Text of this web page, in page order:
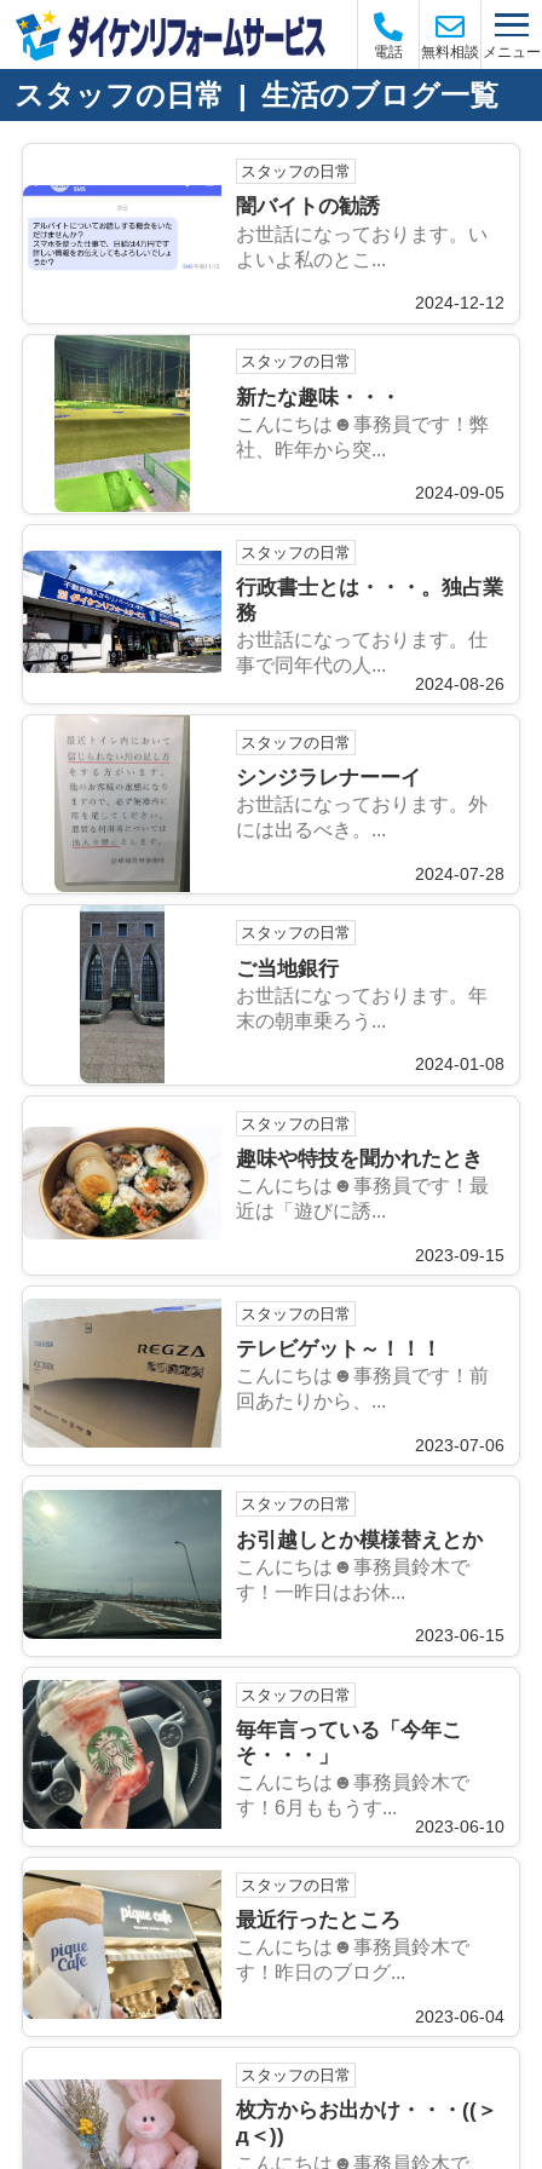
電話 無料相談 メニュー
スタッフの日常 | 生活のブログ一覧
スタッフの日常
闇バイトの勧誘
お世話になっております。い
よいよ私のとこ...
2024-12-12
スタッフの日常
新たな趣味・・・
こんにちは☻事務員です！弊
社、昨年から突...
2024-09-05
スタッフの日常
行政書士とは・・・。独占業
務
お世話になっております。仕
事で同年代の人...
2024-08-26
スタッフの日常
シンジラレナーーイ
お世話になっております。外
には出るべき。...
2024-07-28
スタッフの日常
ご当地銀行
お世話になっております。年
末の朝車乗ろう...
2024-01-08
スタッフの日常
趣味や特技を聞かれたとき
こんにちは☻事務員です！最
近は「遊びに誘...
2023-09-15
スタッフの日常
テレビゲット～！！！
こんにちは☻事務員です！前
回あたりから、...
2023-07-06
スタッフの日常
お引越しとか模様替えとか
こんにちは☻事務員鈴木で
す！一昨日はお休...
2023-06-15
スタッフの日常
毎年言っている「今年こ
そ・・・」
こんにちは☻事務員鈴木で
す！6月ももうす...
2023-06-10
スタッフの日常
最近行ったところ
こんにちは☻事務員鈴木で
す！昨日のブログ...
2023-06-04
スタッフの日常
枚方からお出かけ・・・((＞
д＜))
こんにちは☻事務員鈴木で